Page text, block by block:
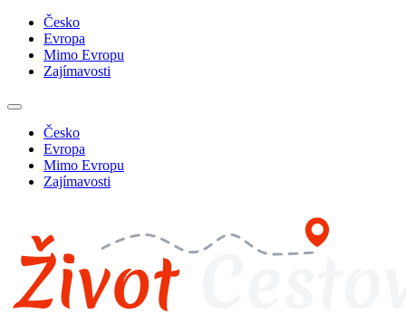
Česko
Evropa
Mimo Evropu
Zajímavosti
Česko
Evropa
Mimo Evropu
Zajímavosti